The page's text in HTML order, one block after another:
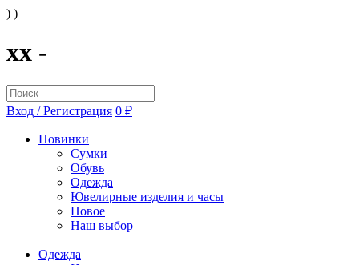
) )
xx -
Вход / Регистрация 0 ₽
Новинки
Сумки
Обувь
Одежда
Ювелирные изделия и часы
Новое
Наш выбор
Одежда